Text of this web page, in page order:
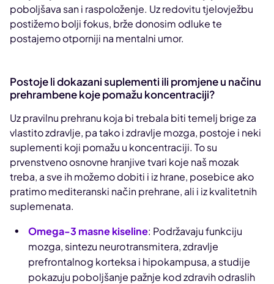
poboljšava san i raspoloženje. Uz redovitu tjelovježbu
postižemo bolji fokus, brže donosim odluke te
postajemo otporniji na mentalni umor.
Postoje li dokazani suplementi ili promjene u načinu
prehrambene koje pomažu koncentraciji?
Uz pravilnu prehranu koja bi trebala biti temelj brige za
vlastito zdravlje, pa tako i zdravlje mozga, postoje i neki
suplementi koji pomažu u koncentraciji. To su
prvenstveno osnovne hranjive tvari koje naš mozak
treba, a sve ih možemo dobiti i iz hrane, posebice ako
pratimo mediteranski način prehrane, ali i iz kvalitetnih
suplemenata.
Omega-3 masne kiseline: Podržavaju funkciju
mozga, sintezu neurotransmitera, zdravlje
prefrontalnog korteksa i hipokampusa, a studije
pokazuju poboljšanje pažnje kod zdravih odraslih